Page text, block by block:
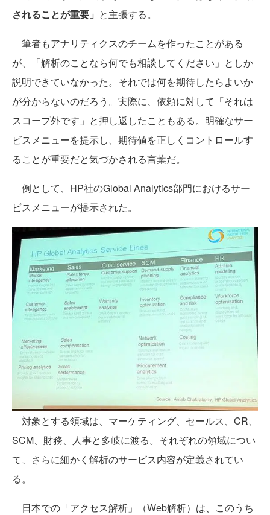
されることが重要」 と主張する。
筆者もアナリティクスのチームを作ったことがある
が、「解析のことなら何でも相談してください」としか
説明できていなかった。それでは何を期待したらよいか
が分からないのだろう。実際に、依頼に対して「それは
スコープ外です」と押し返したこともある。明確なサー
ビスメニューを提示し、期待値を正しくコントロールす
ることが重要だと気づかされる言葉だ。
例として、HP社のGlobal Analytics部門におけるサー
ビスメニューが提示された。
対象とする領域は、マーケティング、セールス、CR、
SCM、財務、人事と多岐に渡る。それぞれの領域につい
て、さらに細かく解析のサービス内容が定義されてい
る。
日本での「アクセス解析」（Web解析）は、このうち